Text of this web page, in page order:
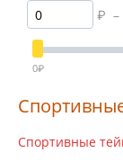
₽ –
0₽
Спортивные